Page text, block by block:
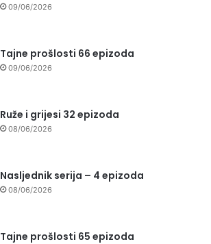
09/06/2026
Tajne prošlosti 66 epizoda
09/06/2026
Ruže i grijesi 32 epizoda
08/06/2026
Nasljednik serija – 4 epizoda
08/06/2026
Tajne prošlosti 65 epizoda